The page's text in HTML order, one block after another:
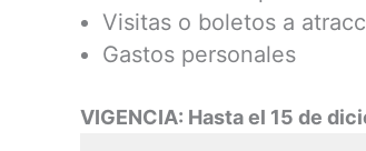
Visitas o boletos a
Gastos personales
VIGENCIA: Hasta el 15 de